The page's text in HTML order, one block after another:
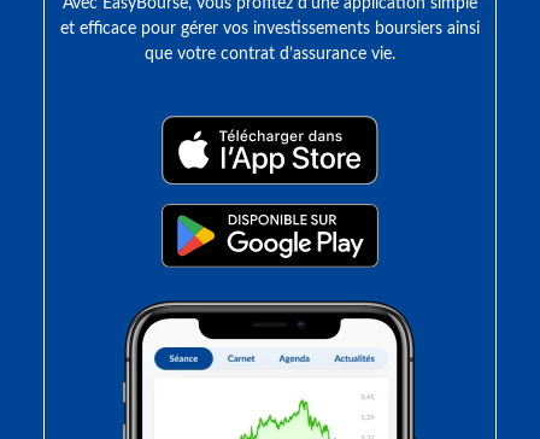
Avec EasyBourse, vous profitez d’une application simple
et efficace pour gérer vos investissements boursiers ainsi
que votre contrat d’assurance vie.